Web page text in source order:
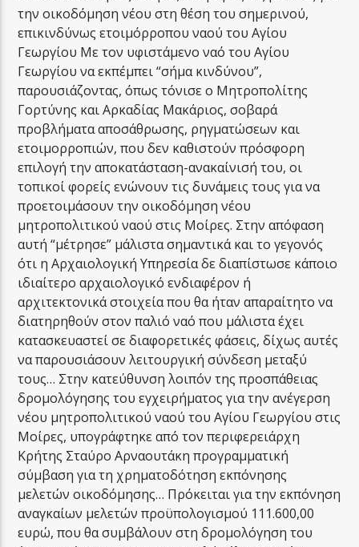
την οικοδόμηση νέου στη θέση του σημερινού,
επικινδύνως ετοιμόρροπου ναού του Αγίου
Γεωργίου Με τον υφιστάμενο ναό του Αγίου
Γεωργίου να εκπέμπει “σήμα κινδύνου”,
παρουσιάζοντας, όπως τόνισε ο Μητροπολίτης
Γορτύνης και Αρκαδίας Μακάριος, σοβαρά
προβλήματα αποσάθρωσης, ρηγματώσεων και
ετοιμορροπιών, που δεν καθιστούν πρόσφορη
επιλογή την αποκατάσταση-ανακαίνισή του, οι
τοπικοί φορείς ενώνουν τις δυνάμεις τους για να
προετοιμάσουν την οικοδόμηση νέου
μητροπολιτικού ναού στις Μοίρες. Στην απόφαση
αυτή “μέτρησε” μάλιστα σημαντικά και το γεγονός
ότι η Αρχαιολογική Υπηρεσία δε διαπίστωσε κάποιο
ιδιαίτερο αρχαιολογικό ενδιαφέρον ή
αρχιτεκτονικά στοιχεία που θα ήταν απαραίτητο να
διατηρηθούν στον παλιό ναό που μάλιστα έχει
κατασκευαστεί σε διαφορετικές φάσεις, δίχως αυτές
να παρουσιάσουν λειτουργική σύνδεση μεταξύ
τους… Στην κατεύθυνση λοιπόν της προσπάθειας
δρομολόγησης του εγχειρήματος για την ανέγερση
νέου μητροπολιτικού ναού του Αγίου Γεωργίου στις
Μοίρες, υπογράφτηκε από τον περιφερειάρχη
Κρήτης Σταύρο Αρναουτάκη προγραμματική
σύμβαση για τη χρηματοδότηση εκπόνησης
μελετών οικοδόμησης… Πρόκειται για την εκπόνηση
αναγκαίων μελετών προϋπολογισμού 111.600,00
ευρώ, που θα συμβάλουν στη δρομολόγηση του